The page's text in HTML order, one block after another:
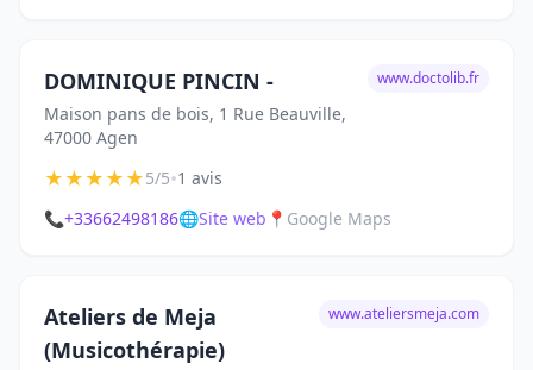
DOMINIQUE PINCIN -
Maison pans de bois, 1 Rue Beauville,
47000 Agen
www.doctolib.fr
★★★★★5/5•1 avis
📞+33662498186🌐Site web 📍 Google Maps
Ateliers de Meja
(Musicothérapie)
www.ateliersmeja.com